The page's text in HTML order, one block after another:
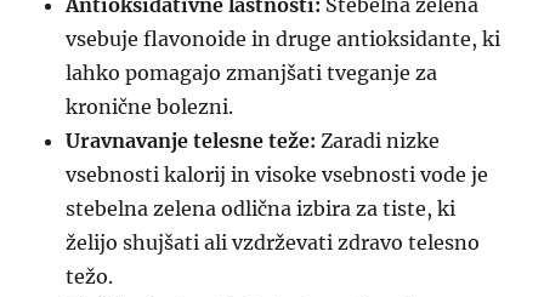
Antioksidativne lastnosti: Stebelna zelena
vsebuje flavonoide in druge antioksidante, ki
lahko pomagajo zmanjšati tveganje za
kronične bolezni.
Uravnavanje telesne teže: Zaradi nizke
vsebnosti kalorij in visoke vsebnosti vode je
stebelna zelena odlična izbira za tiste, ki
želijo shujšati ali vzdrževati zdravo telesno
težo.